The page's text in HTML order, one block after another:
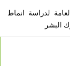
لدراسة انماط
البشر